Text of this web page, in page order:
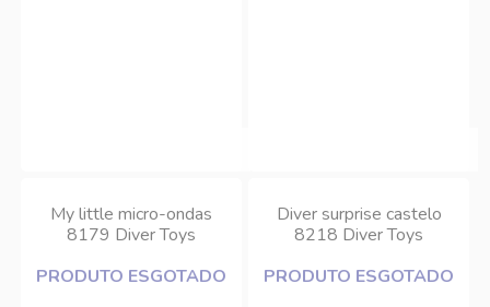
My little micro-ondas
8179 Diver Toys
PRODUTO ESGOTADO
Diver surprise castelo
8218 Diver Toys
PRODUTO ESGOTADO